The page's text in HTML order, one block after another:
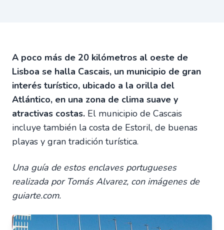
A poco más de 20 kilómetros al oeste de
Lisboa se halla Cascais, un municipio de gran
interés turístico, ubicado a la orilla del
Atlántico, en una zona de clima suave y
atractivas costas. El municipio de Cascais
incluye también la costa de Estoril, de buenas
playas y gran tradición turística.
Una guía de estos enclaves portugueses
realizada por Tomás Alvarez, con imágenes de
guiarte.com.